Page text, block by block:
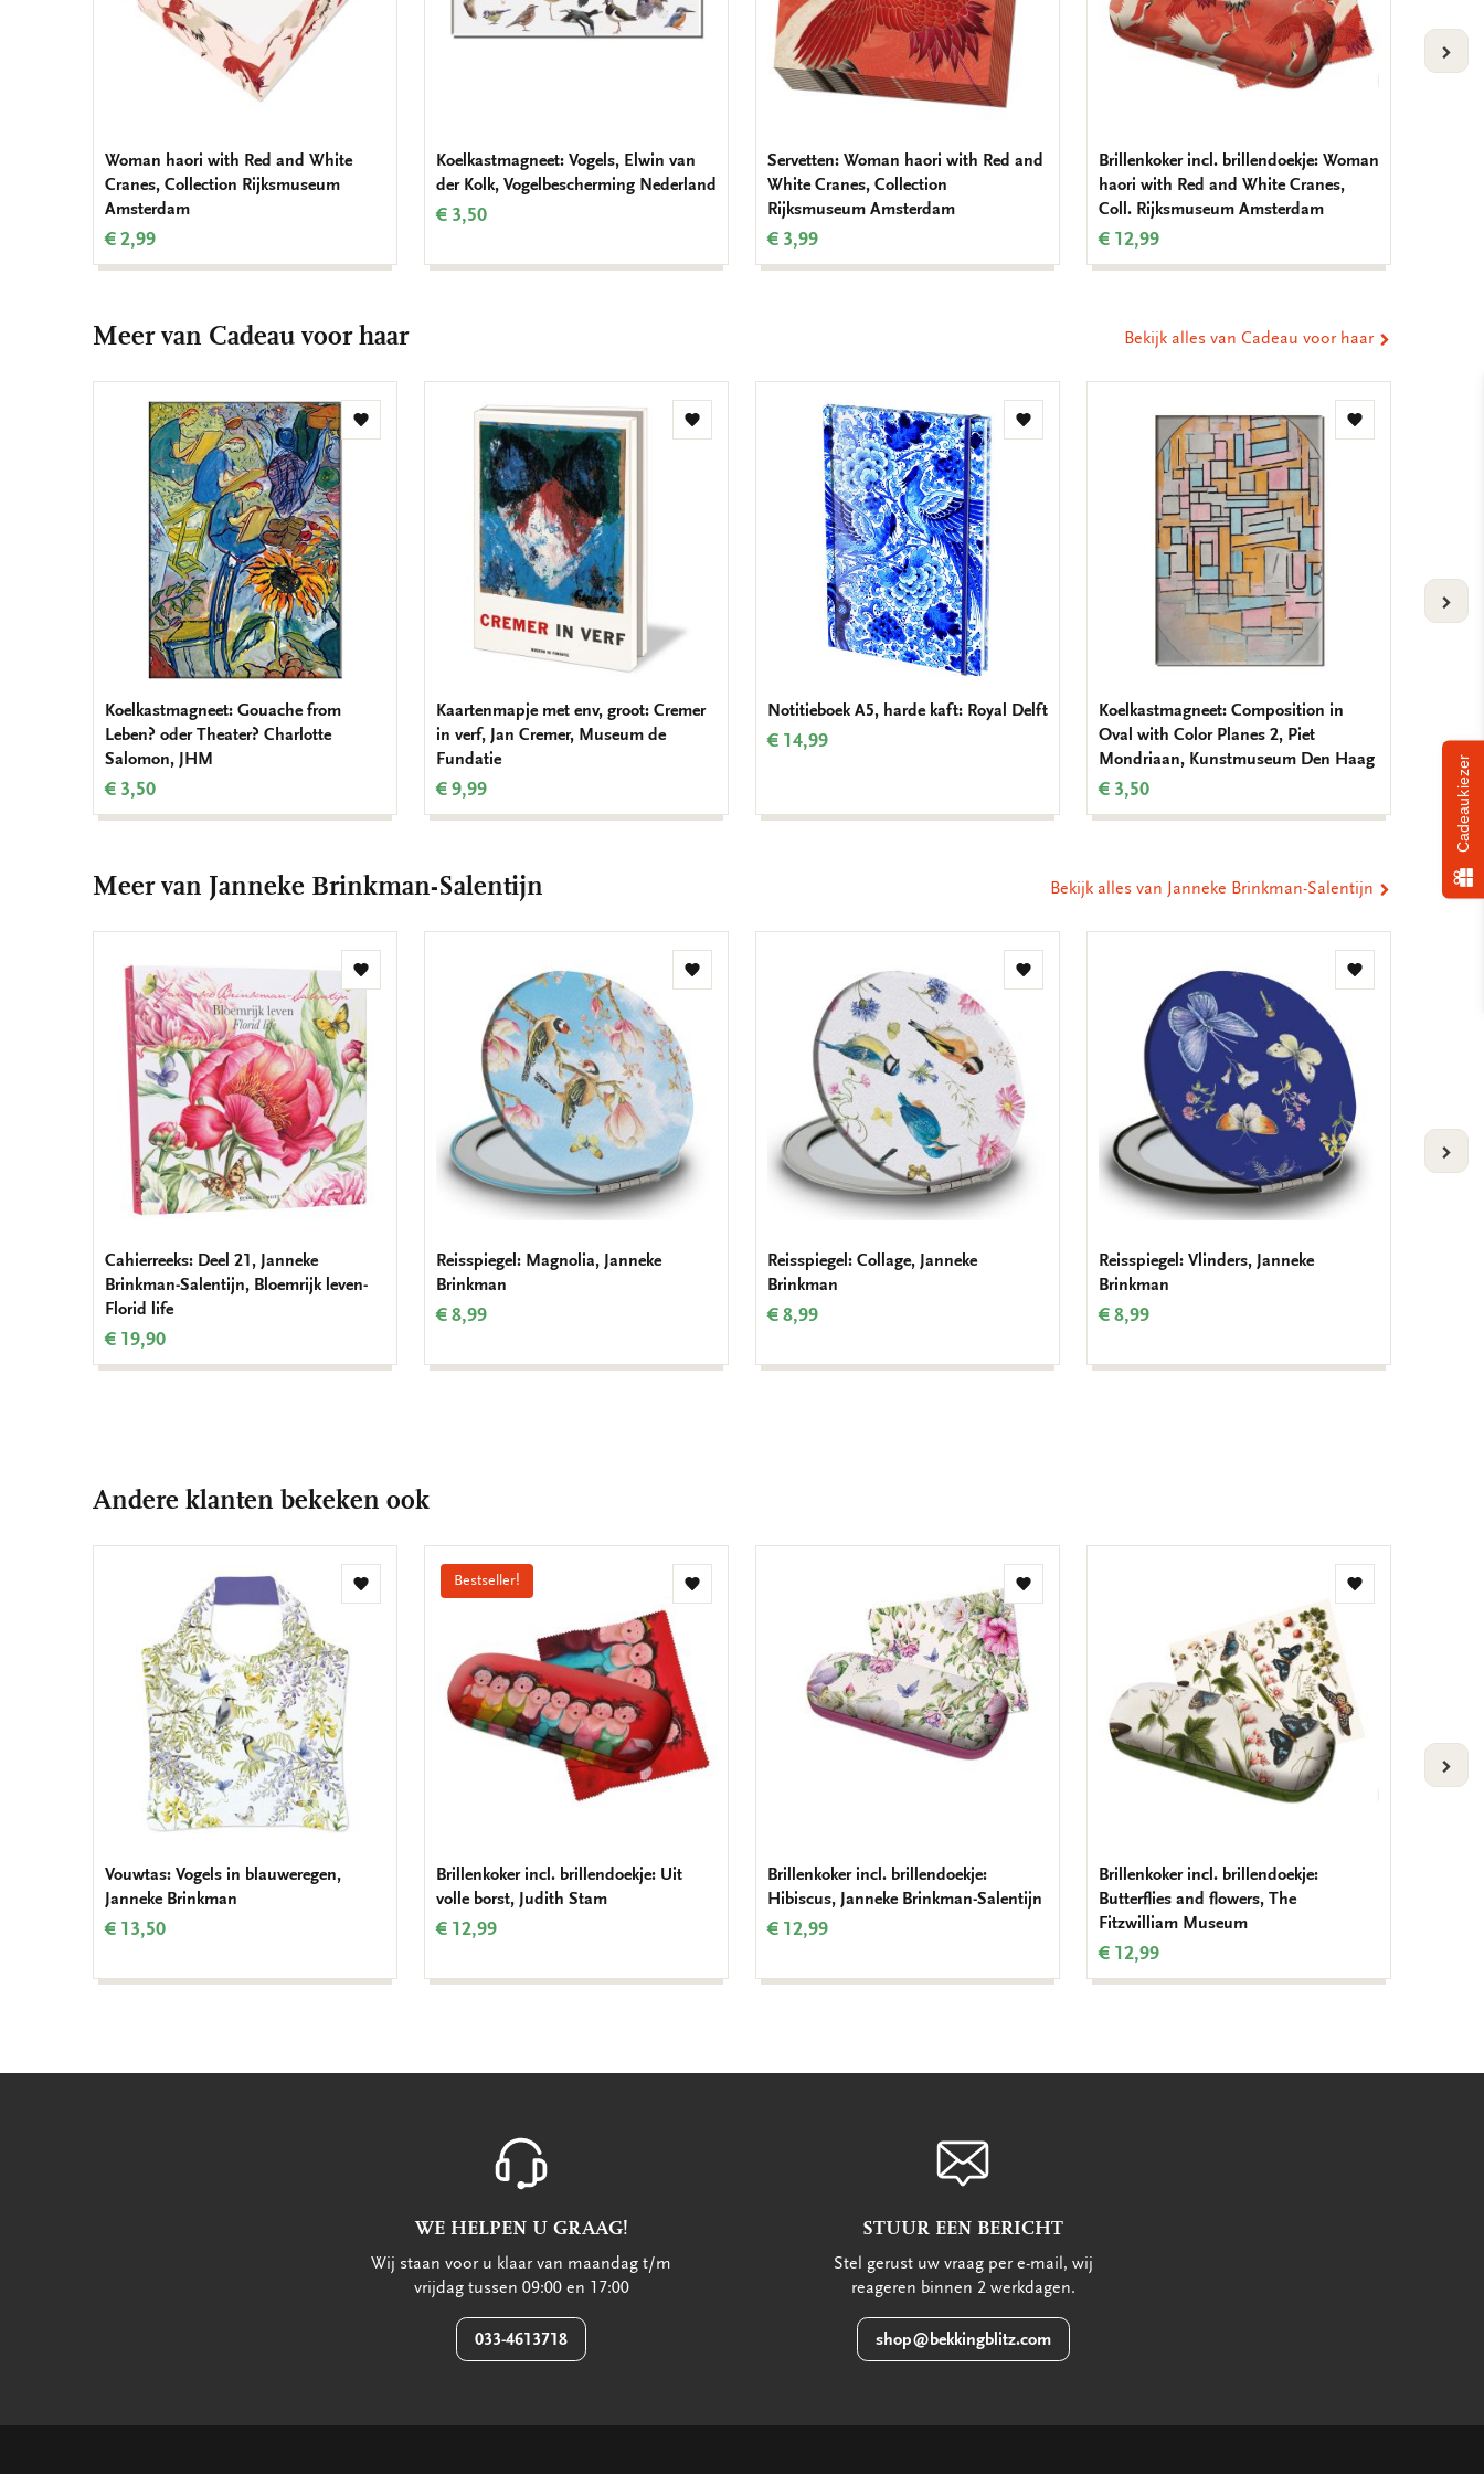
Woman haori with Red and White
Cranes, Collection Rijksmuseum
Amsterdam
€ 2,99
Koelkastmagneet: Vogels, Elwin van
der Kolk, Vogelbescherming Nederland
€ 3,50
Servetten: Woman haori with Red and
White Cranes, Collection
Rijksmuseum Amsterdam
€ 3,99
Brillenkoker incl. brillendoekje: Woman
haori with Red and White Cranes,
Coll. Rijksmuseum Amsterdam
€ 12,99
Meer van Cadeau voor haar Bekijk alles van Cadeau voor haar
Toevoegen
Koelkastmagneet: Gouache from
Leben? oder Theater? Charlotte
Salomon, JHM
€ 3,50
Toevoegen
Kaartenmapje met env, groot: Cremer
in verf, Jan Cremer, Museum de
Fundatie
€ 9,99
Toevoegen
Notitieboek A5, harde kaft: Royal Delft
€ 14,99
Toevoegen
Koelkastmagneet: Composition in
Oval with Color Planes 2, Piet
Mondriaan, Kunstmuseum Den Haag
€ 3,50
€ 3,50
Meer van Janneke Brinkman-Salentijn Bekijk alles van Janneke Brinkman-Salentijn
Toevoegen
verlanglijst
Cahierreeks: Deel 21, Janneke
Brinkman-Salentijn, Bloemrijk leven-
Florid life
€ 19,90
Toevoegen
Reisspiegel: Magnolia, Janneke
Brinkman
€ 8,99
Toevoegen
Reisspiegel: Collage, Janneke
Brinkman
€ 8,99
Toevoegen
Reisspiegel: Vlinders, Janneke
Brinkman
€ 8,99
Andere klanten bekeken ook
Toevoegen
Vouwtas: Vogels in blauweregen,
Janneke Brinkman
€ 13,50
Bestseller!
Toevoegen
Brillenkoker incl. brillendoekje: Uit
volle borst, Judith Stam
€ 12,99
Toevoegen
Brillenkoker incl. brillendoekje:
Hibiscus, Janneke Brinkman-Salentijn
€ 12,99
Toevoegen
Brillenkoker incl. brillendoekje:
Butterflies and flowers, The
Fitzwilliam Museum
€ 12,99
WE HELPEN U GRAAG!
Wij staan voor u klaar van maandag t/m
vrijdag tussen 09:00 en 17:00
033-4613718
STUUR EEN BERICHT
Stel gerust uw vraag per e-mail, wij
reageren binnen 2 werkdagen.
shop@bekkingblitz.com
Cadeaukiezer